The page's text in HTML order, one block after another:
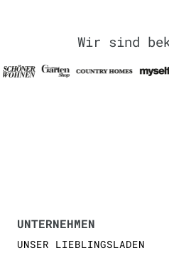
Wir sind
UNTERNEHMEN
UNSER LIEBLINGSLADEN